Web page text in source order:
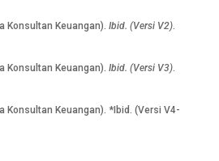
Konsultan Keuangan). Ibid. (Versi V2).
Konsultan Keuangan). Ibid. (Versi V3).
Konsultan Keuangan). *Ibid. (Versi V4-